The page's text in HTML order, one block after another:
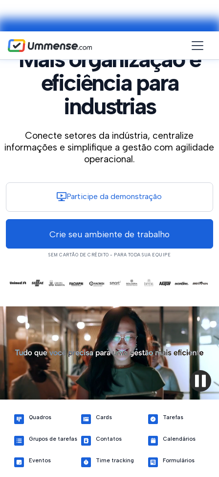
Mais organização e
eficiência para
industrias
Conecte setores da indústria, centralize
informações e simplifique a gestão com agilidade
operacional.
Participe da demonstração
Crie seu ambiente de trabalho
SEM CARTÃO DE CRÉDITO - PARA TODA SUA EQUIPE
Quadros Cards Tarefas
Grupos de tarefas Contatos Calendários
Eventos Time tracking Formulários